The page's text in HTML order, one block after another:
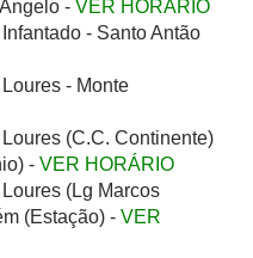
- VER HORÁRIO
- Santo Antão
- Monte
(C.C. Continente)
- VER HORÁRIO
(Lg Marcos
(Estação) - VER